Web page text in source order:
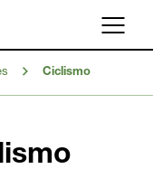
Menú
Ciclismo